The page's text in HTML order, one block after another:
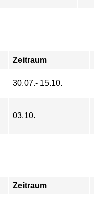
Zeitraum
30.07.- 15.10.
03.10.
Zeitraum